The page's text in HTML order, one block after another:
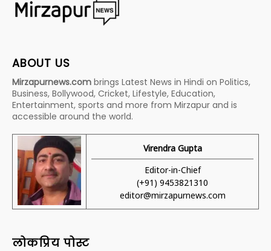
ABOUT US
Mirzapurnews.com brings Latest News in Hindi on Politics,
Business, Bollywood, Cricket, Lifestyle, Education,
Entertainment, sports and more from Mirzapur and is
accessible around the world.
Virendra Gupta
Editor-in-Chief
(+91) 9453821310
editor@mirzapurnews.com
लोकप्रिय पोस्ट